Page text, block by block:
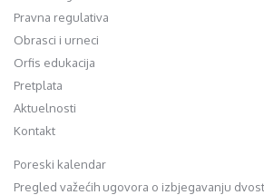
Pravna regulativa
Obrasci i urneci
Orfis edukacija
Pretplata
Aktuelnosti
Kontakt
Poreski kalendar
Pregled važećih ugovora o izbjegavanju